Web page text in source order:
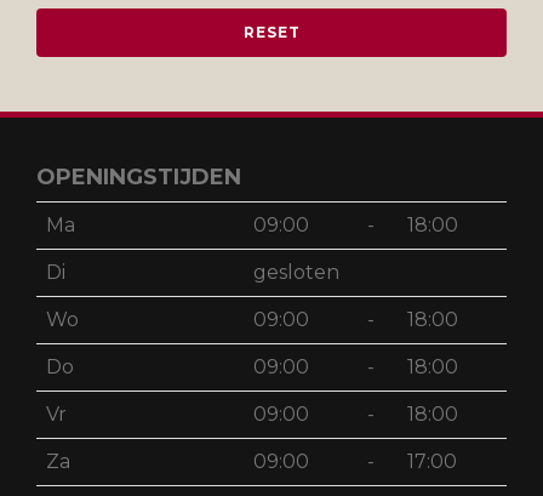
OPENINGSTIJDEN
Ma 09:00 - 18:00
Di gesloten
Wo 09:00 - 18:00
Do 09:00 - 18:00
Vr 09:00 - 18:00
Za 09:00 - 17:00